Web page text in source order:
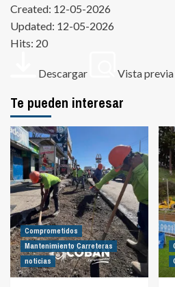
Created: 12-05-2026
Updated: 12-05-2026
Hits: 20
Descargar Vista previa
Te pueden interesar
Comprometidos
Mantenimiento Carreteras
noticias